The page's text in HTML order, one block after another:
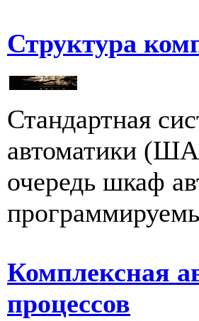
Структура
Стандартная
автоматики
очередь шкаф
Комплексная
процессов